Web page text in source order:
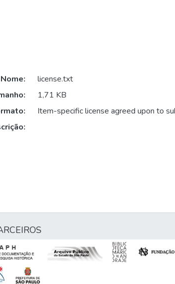
Nome:
license.txt
1,71 KB
Item-specific license agreed upon to